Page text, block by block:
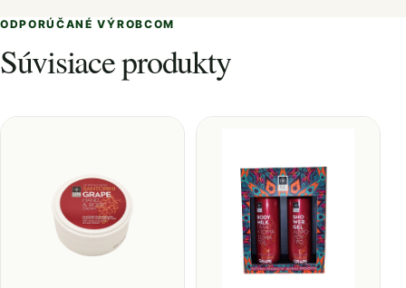
ODPORÚČANÉ VÝROBCOM
Súvisiace produkty